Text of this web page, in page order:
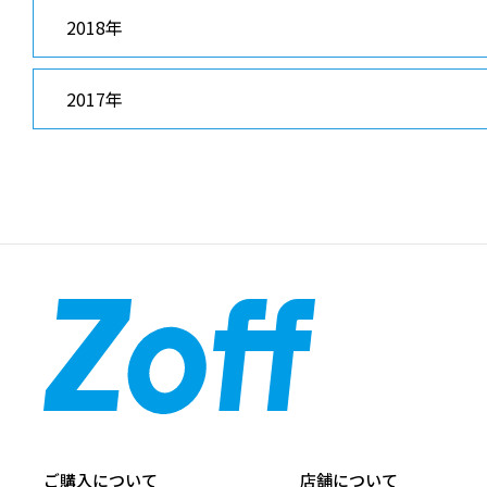
2018年
2017年
ご購入について 店舗について